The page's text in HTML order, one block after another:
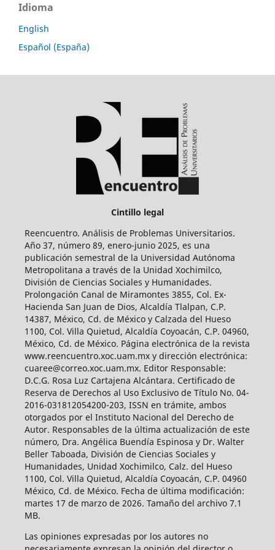
Idioma
English
Español (España)
Cintillo legal
Reencuentro. Análisis de Problemas Universitarios.
Año 37, número 89, enero-junio 2025, es una
publicación semestral de la Universidad Autónoma
Metropolitana a través de la Unidad Xochimilco,
División de Ciencias Sociales y Humanidades.
Prolongación Canal de Miramontes 3855, Col. Ex-
Hacienda San Juan de Dios, Alcaldía Tlalpan, C.P.
14387, México, Cd. de México y Calzada del Hueso
1100, Col. Villa Quietud, Alcaldía Coyoacán, C.P. 04960,
México, Cd. de México. Página electrónica de la revista
www.reencuentro.xoc.uam.mx y dirección electrónica:
cuaree@correo.xoc.uam.mx. Editor Responsable:
D.C.G. Rosa Luz Cartajena Alcántara. Certificado de
Reserva de Derechos al Uso Exclusivo de Título No. 04-
2016-031812054200-203, ISSN en trámite, ambos
otorgados por el Instituto Nacional del Derecho de
Autor. Responsables de la última actualización de este
número, Dra. Angélica Buendía Espinosa y Dr. Walter
Beller Taboada, División de Ciencias Sociales y
Humanidades, Unidad Xochimilco, Calz. del Hueso
1100, Col. Villa Quietud, Alcaldía Coyoacán, C.P. 04960
México, Cd. de México. Fecha de última modificación:
martes 17 de marzo de 2026. Tamaño del archivo 7.1
MB.
Las opiniones expresadas por los autores no